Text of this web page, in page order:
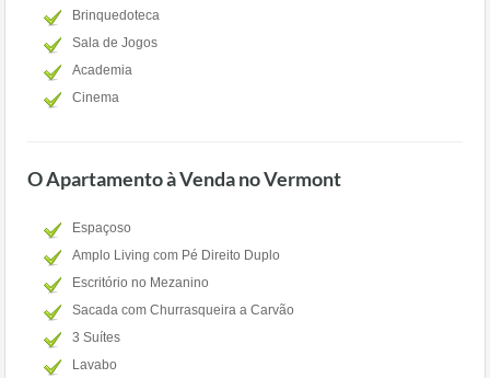
Brinquedoteca
Sala de Jogos
Academia
Cinema
O Apartamento à Venda no Vermont
Espaçoso
Amplo Living com Pé Direito Duplo
Escritório no Mezanino
Sacada com Churrasqueira a Carvão
3 Suítes
Lavabo